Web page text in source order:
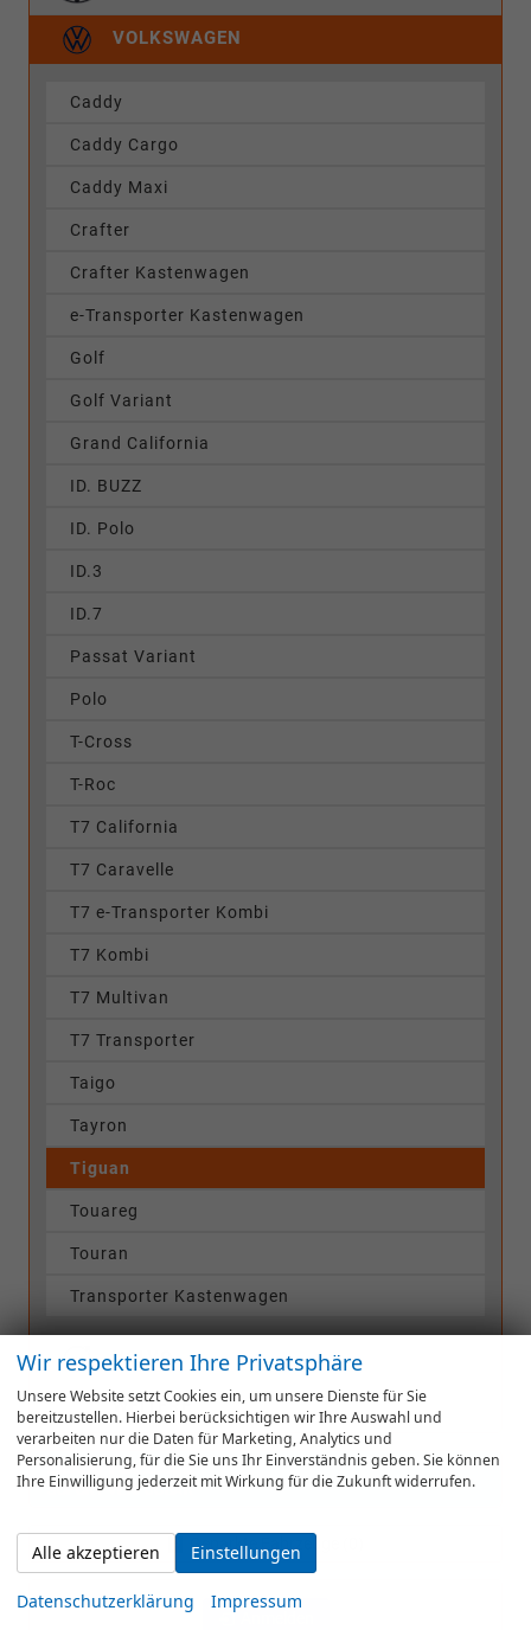
VOLKSWAGEN
Caddy
Caddy Cargo
Caddy Maxi
Crafter
Crafter Kastenwagen
e-Transporter Kastenwagen
Golf
Golf Variant
Grand California
ID. BUZZ
ID. Polo
ID.3
ID.7
Passat Variant
Polo
T-Cross
T-Roc
T7 California
T7 Caravelle
T7 e-Transporter Kombi
T7 Kombi
T7 Multivan
T7 Transporter
Taigo
Tayron
Tiguan
Touareg
Touran
Transporter Kastenwagen
VOLVO
WEITERE
Elektro-Fahrzeuge
SOFORT VERFÜGBAR
Geparkte Fahrzeuge (
Wir respektieren Ihre Privatsphäre
Unsere Website setzt Cookies ein, um unsere Dienste für Sie
bereitzustellen. Hierbei berücksichtigen wir Ihre Auswahl und
verarbeiten nur die Daten für Marketing, Analytics und
Personalisierung, für die Sie uns Ihr Einverständnis geben. Sie können
Ihre Einwilligung jederzeit mit Wirkung für die Zukunft widerrufen.
Alle akzeptieren Einstellungen
Datenschutzerklärung Impressum